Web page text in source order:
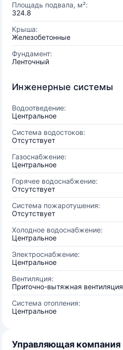
Площадь подвала, м²:
324.8
Крыша:
Железобетонные
Фундамент:
Ленточный
Инженерные системы
Водоотведение:
Центральное
Система водостоков:
Отсутствует
Газоснабжение:
Центральное
Горячее водоснабжение:
Отсутствует
Система пожаротушения:
Отсутствует
Холодное водоснабжение:
Центральное
Электроснабжение:
Центральное
Вентиляция:
Приточно-вытяжная вентиляция
Система отопления:
Центральное
Управляющая компания